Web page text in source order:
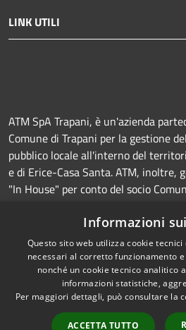
LINK UTILI
ATM SpA Trapani, è un'azienda
Comune di Trapani per la gestione
pubblico locale all'interno del
e di Erice-Casa Santa. ATM, inoltre,
"In House" per conto del socio
manutenzione della segnaletica
RSS
Accessibilità
Informazioni
Questo sito web utilizza cookie
necessari al corretto funzionamento
nonché un cookie tecnico analitico
informazioni statistiche,
Per maggiori dettagli, può consultare la
ACCETTA TUTTO